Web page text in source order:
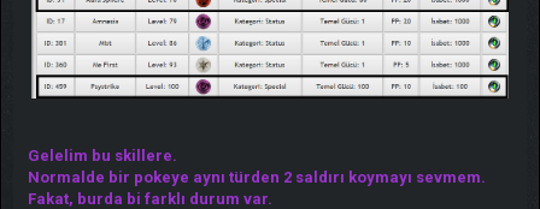
Gelelim bu skillere.
Normalde bir pokeye aynı türden 2 saldırı koymayı sevmem.
Fakat, burda bi farklı durum var.